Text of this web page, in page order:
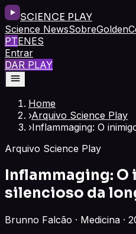
SCIENCE PLAY
Science NewsSobreGolden
PTENES
Entrar
DAR PLAY
Home
›Arquivo Science Play
›Inflammaging: O
Arquivo Science Play
Inflammaging:
silencioso da
Brunno Falcão · Medicina ·